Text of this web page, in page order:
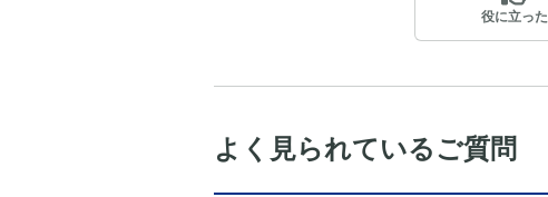
役に立った
よく見られているご質問